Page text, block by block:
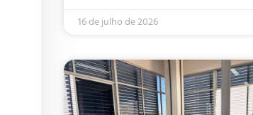
16 de julho de 2026